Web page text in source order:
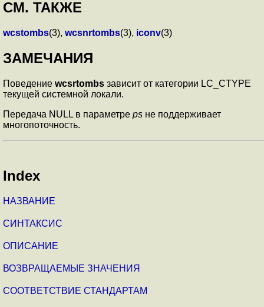
СМ. ТАКЖЕ
wcstombs(3), wcsnrtombs(3), iconv(3)
ЗАМЕЧАНИЯ
Поведение wcsrtombs зависит от категории LC_CTYPE
текущей системной локали.
Передача NULL в параметре ps не поддерживает
многопоточность.
Index
НАЗВАНИЕ
СИНТАКСИС
ОПИСАНИЕ
ВОЗВРАЩАЕМЫЕ ЗНАЧЕНИЯ
СООТВЕТСТВИЕ СТАНДАРТАМ